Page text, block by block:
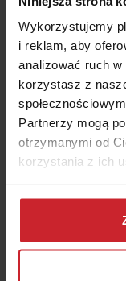
Wykorzystujemy
i reklam, aby
analizować ruch
korzystasz z
Partnerzy mogą
otrzymanymi od
korzystania z ich
Dowiedz się
można się z nami
przetwarzamy
utrata wzroku,
choroba aorty
przewlekła
PZU Zdrowie
Jak skontaktować
dla Ciebie kilka
badanie i nie
online, przez
aplikację mobilną
czat z
na infolinii, pod